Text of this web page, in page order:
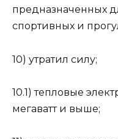
предназначенных
спортивных и
10) утратил силу;
10.1) тепловые
мегаватт и выше;